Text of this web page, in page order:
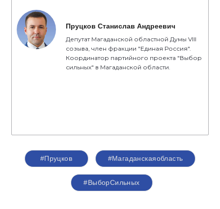
Пруцков Станислав Андреевич
Депутат Магаданской областной Думы VIII
созыва, член фракции "Единая Россия".
Координатор партийного проекта "Выбор
сильных" в Магаданской области.
#Пруцков #Магаданскаяобласть
#ВыборСильных